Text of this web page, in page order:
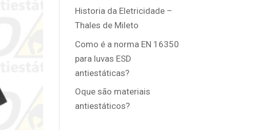
Historia da Eletricidade –
Thales de Mileto
Como é a norma EN 16350
para luvas ESD
antiestáticas?
Oque são materiais
antiestáticos?